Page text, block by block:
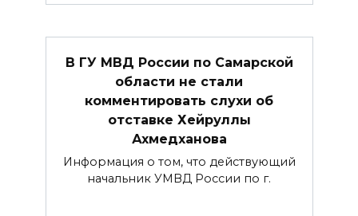
В ГУ МВД России по Самарской
области не стали
комментировать слухи об
отставке Хейруллы
Ахмедханова
Информация о том, что действующий
начальник УМВД России по г.